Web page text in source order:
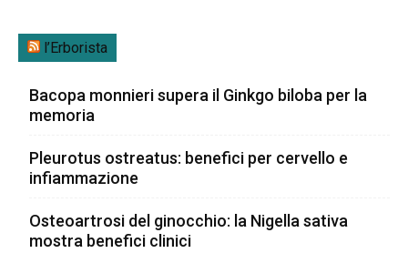
l’Erborista
Bacopa monnieri supera il Ginkgo biloba per la
memoria
Pleurotus ostreatus: benefici per cervello e
infiammazione
Osteoartrosi del ginocchio: la Nigella sativa
mostra benefici clinici